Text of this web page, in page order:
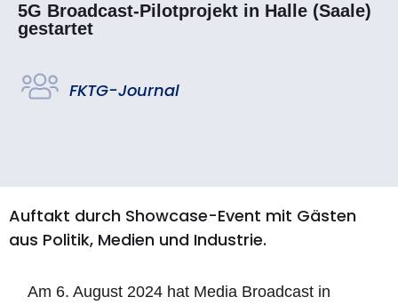
5G Broadcast-Pilotprojekt in Halle (Saale)
gestartet
FKTG-Journal
Auftakt durch Showcase-Event mit Gästen
aus Politik, Medien und Industrie.
Am 6. August 2024 hat Media Broadcast in